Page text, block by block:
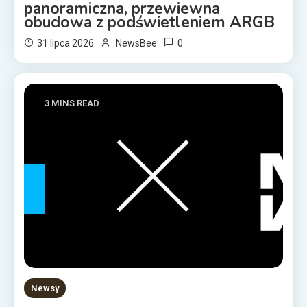
panoramiczna, przewiewna
obudowa z podświetleniem ARGB
31 lipca 2026 NewsBee 0
3 MINS READ
Newsy